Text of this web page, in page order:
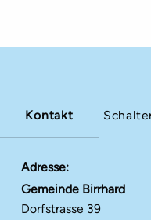
Kontakt
Adresse
Gemeinde Birrhard
Dorfstrasse 39